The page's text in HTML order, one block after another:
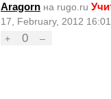
Aragorn на rugo.ru
17, February, 2012 16:01
+
0 –